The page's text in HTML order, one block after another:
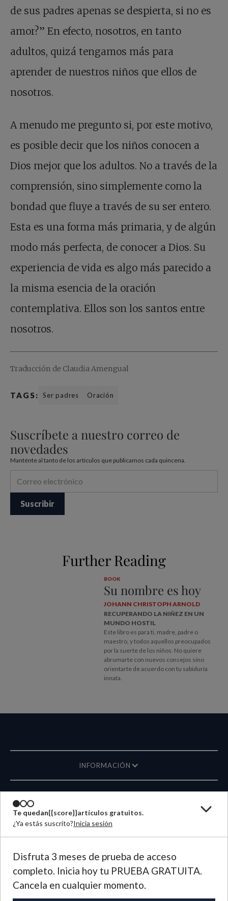
Te quedan{{score}}artículos gratuitos.
¿Ya estás suscrito?Inicia sesión
Disfruta 3 meses de prueba de acceso
completo. Inicia hoy tu PRUEBA GRATUITA.
Cancela en cualquier momento.
de sus padres apenas se despierta, si no es
amor?” En efecto, nosotros, en tanto
adultos, quizá tengamos más para
aprender de nuestros niños que ellos de
nosotros.
A menudo me pregunto si, por este motivo,
es posible decir que los niños conocen a
Dios mejor que los adultos. No a través de la
comprensión, sino simplemente como la
bondad que fluye a través de su ser entero.
Esta es una forma más primaria, y de algún
modo más perfecta, de conocer a Dios. Su
experiencia de vida es algo más parecido a
la misma esencia de la oración
contemplativa. Ellos son los santos entre
nosotros.
Traducción de Claudia Amengual
TAGS: Ser padres Oración
Suscríbete a nuestro correo de
novedades
Manténte al tanto de los artículos que publicamos cada quincena.
Further Reading
BOOK
Su nombre es hoy
JOHANN CHRISTOPH ARNOLD
RECUPERANDO LA NIÑEZ EN UN
MUNDO HOSTIL
Este libro es para ti, madre, padre o
maestro, y todos ­aquellos preocupados
por la suerte de los niños. No quiere
abrumarte con nuevos consejos sino
orientarte de acuerdo con tu sabiduría
innata.
INFORMACIÓN
REVISTA
ESCRÍBANOS
IDIOMA
© 2026 Plough Publishing House.
Todos los derechos reservados.